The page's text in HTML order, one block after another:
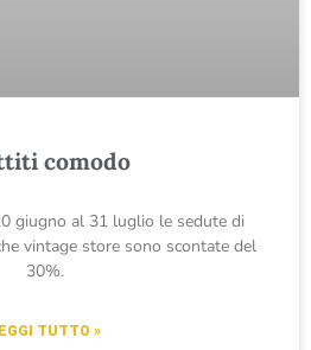
comodo
giugno al 31 luglio le sedute di
vintage store sono scontate del
30%.
TUTTO »